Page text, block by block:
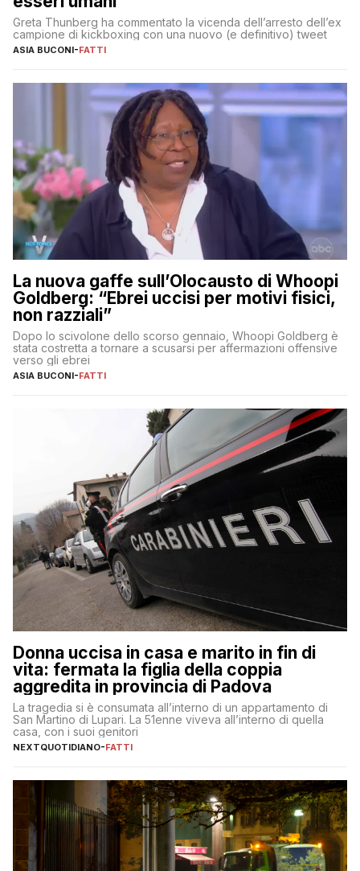
Greta Thunberg ha commentato la vicenda dell’arresto dell’ex
campione di kickboxing con una nuovo (e definitivo) tweet
ASIA BUCONI-FATTI
La nuova gaffe sull’Olocausto di Whoopi
Goldberg: “Ebrei uccisi per motivi fisici,
non razziali”
Dopo lo scivolone dello scorso gennaio, Whoopi Goldberg è
stata costretta a tornare a scusarsi per affermazioni offensive
verso gli ebrei
ASIA BUCONI-FATTI
Donna uccisa in casa e marito in fin di
vita: fermata la figlia della coppia
aggredita in provincia di Padova
La tragedia si è consumata all’interno di un appartamento di
San Martino di Lupari. La 51enne viveva all’interno di quella
casa, con i suoi genitori
NEXTQUOTIDIANO-FATTI